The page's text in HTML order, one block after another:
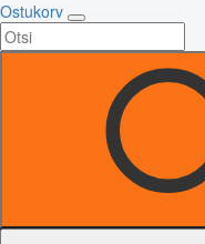
Ostukorv